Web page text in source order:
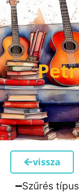
vissza
Szűrés